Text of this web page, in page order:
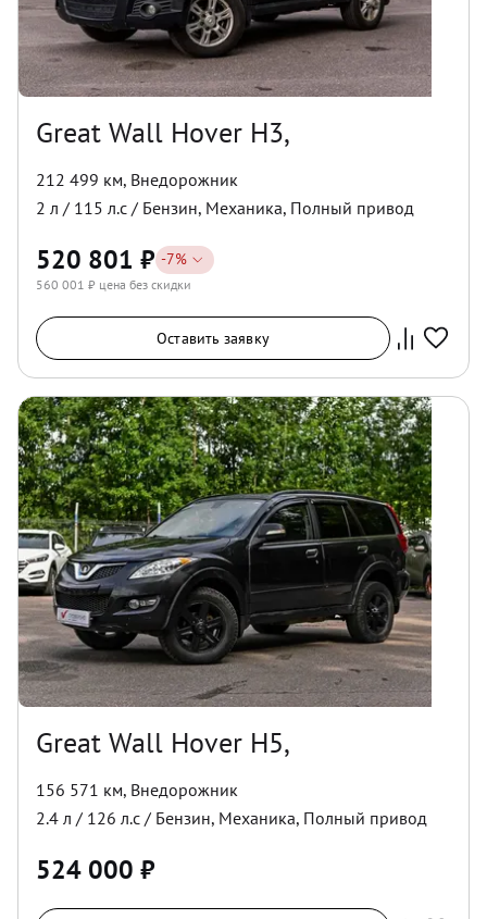
Great Wall Hover H3,
212 499 км, Внедорожник
2 л / 115 л.с / Бензин, Механика, Полный привод
520 801 ₽ -7%
560 001 ₽ цена без скидки
Оставить заявку
Great Wall Hover H5,
156 571 км, Внедорожник
2.4 л / 126 л.с / Бензин, Механика, Полный привод
524 000 ₽